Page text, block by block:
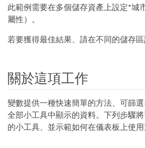
此範例需要在多個儲存資產上設定*城
屬性）。
若要獲得最佳結果、請在不同的儲存區
關於這項工作
變數提供一種快速簡單的方法、可篩
全部小工具中顯示的資料。下列步驟
的小工具、並示範如何在儀表板上使用